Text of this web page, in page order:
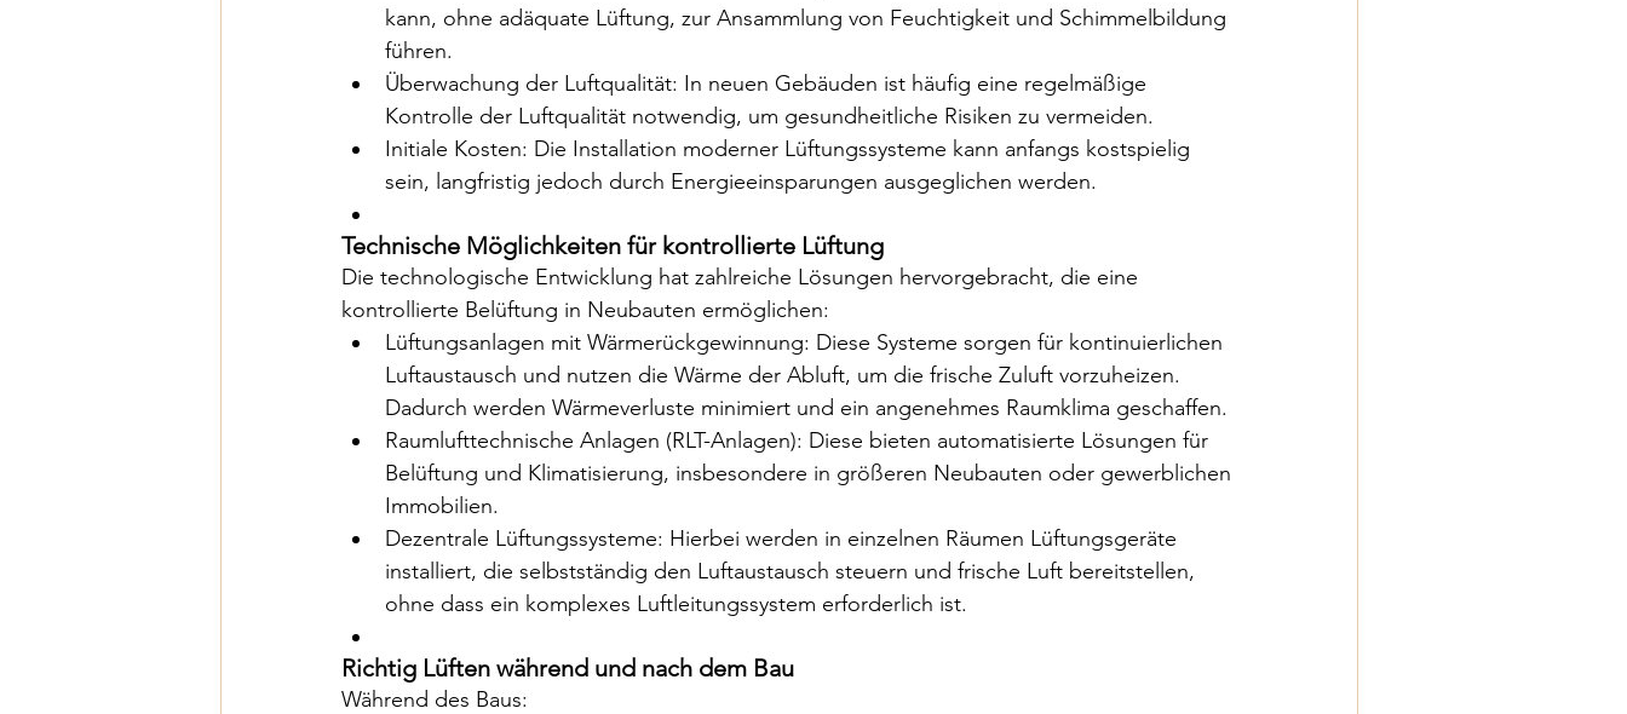
kann, ohne adäquate Lüftung, zur Ansammlung von Feuchtigkeit und Schimmelbildung
führen.
Überwachung der Luftqualität: In neuen Gebäuden ist häufig eine regelmäßige
Kontrolle der Luftqualität notwendig, um gesundheitliche Risiken zu vermeiden.
Initiale Kosten: Die Installation moderner Lüftungssysteme kann anfangs kostspielig
sein, langfristig jedoch durch Energieeinsparungen ausgeglichen werden.
Technische Möglichkeiten für kontrollierte Lüftung
Die technologische Entwicklung hat zahlreiche Lösungen hervorgebracht, die eine
kontrollierte Belüftung in Neubauten ermöglichen:
Lüftungsanlagen mit Wärmerückgewinnung: Diese Systeme sorgen für kontinuierlichen
Luftaustausch und nutzen die Wärme der Abluft, um die frische Zuluft vorzuheizen.
Dadurch werden Wärmeverluste minimiert und ein angenehmes Raumklima geschaffen.
Raumlufttechnische Anlagen (RLT-Anlagen): Diese bieten automatisierte Lösungen für
Belüftung und Klimatisierung, insbesondere in größeren Neubauten oder gewerblichen
Immobilien.
Dezentrale Lüftungssysteme: Hierbei werden in einzelnen Räumen Lüftungsgeräte
installiert, die selbstständig den Luftaustausch steuern und frische Luft bereitstellen,
ohne dass ein komplexes Luftleitungssystem erforderlich ist.
Richtig Lüften während und nach dem Bau
Während des Baus: